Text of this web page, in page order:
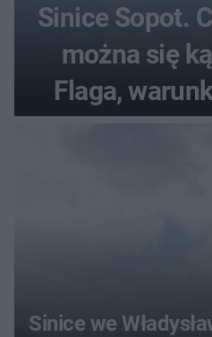
Sinice Sopot.
można się
Flaga,
Sinice we